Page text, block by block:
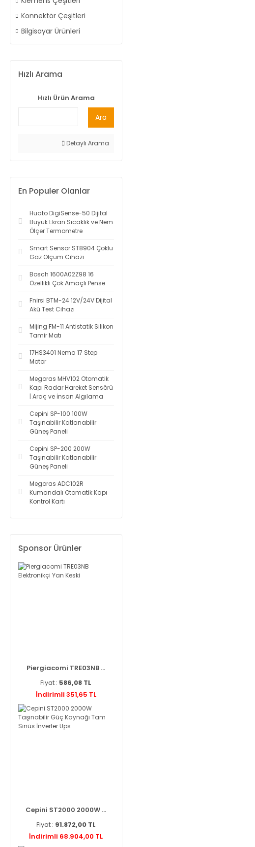
Konnektör Çeşitleri
Bilgisayar Ürünleri
Hızlı Arama
Hızlı Ürün Arama
Ara
Detaylı Arama
En Populer Olanlar
Huato DigiSense-50 Dijital
Büyük Ekran Sıcaklık ve Nem
Ölçer Termometre
Smart Sensor ST8904 Çoklu
Gaz Ölçüm Cihazı
Bosch 1600A02Z98 16
Özellikli Çok Amaçlı Pense
Fnirsi BTM-24 12V/24V Dijital
Akü Test Cihazı
Mijing FM-11 Antistatik Silikon
Tamir Matı
17HS3401 Nema 17 Step
Motor
Megoras MHV102 Otomatik
Kapı Radar Hareket Sensörü
| Araç ve İnsan Algılama
Cepini SP-100 100W
Taşınabilir Katlanabilir
Güneş Paneli
Cepini SP-200 200W
Taşınabilir Katlanabilir
Güneş Paneli
Megoras ADC102R
Kumandalı Otomatik Kapı
Kontrol Kartı
Sponsor Ürünler
Piergiacomi TRE03NB ...
Fiyat : 586,08 TL
İndirimli 351,65 TL
Cepini ST2000 2000W ...
Fiyat : 91.872,00 TL
İndirimli 68.904,00 TL